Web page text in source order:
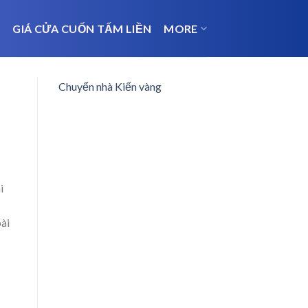
GIÁ CỬA CUỐN TẤM LIỀN MORE
Chuyển nhà Kiến vàng